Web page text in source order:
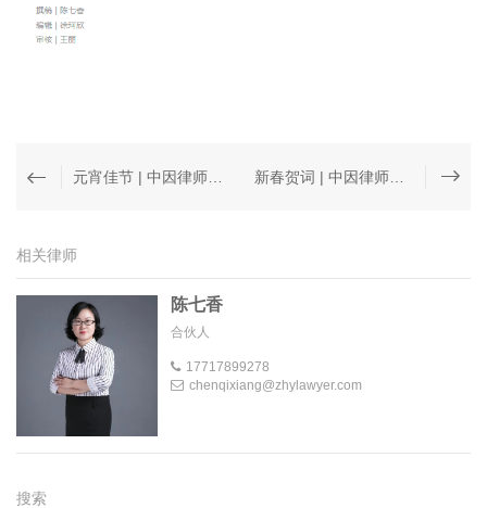
元宵佳节 | 中因律师事务所祝大家元宵节快乐！ 新春贺词 | 中因律师事务所给大家拜年啦！
相关律师
陈七香
合伙人
17717899278
chenqixiang@zhylawyer.com
搜索